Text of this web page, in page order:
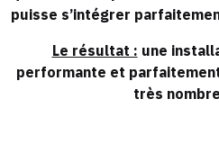
puisse s’intégrer
Le résultat : une
performante et
très